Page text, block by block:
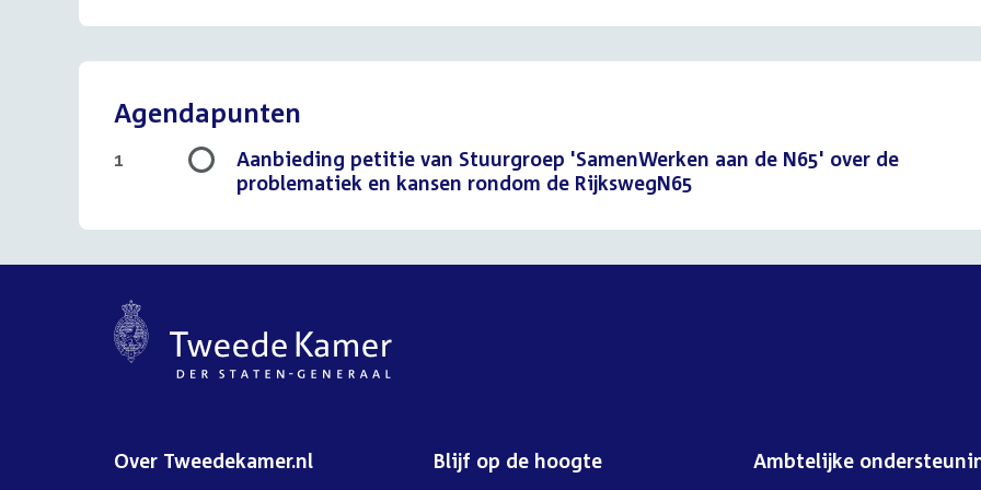
Agendapunten
Aanbieding petitie van Stuurgroep 'SamenWerken aan de N65' over de
problematiek en kansen rondom de RijkswegN65
1
Over Tweedekamer.nl Blijf op de hoogte Ambtelijke